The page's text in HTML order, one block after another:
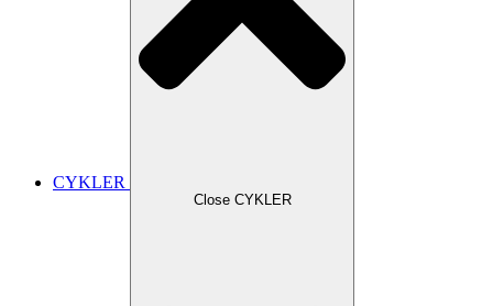
CYKLER
Close CYKLER